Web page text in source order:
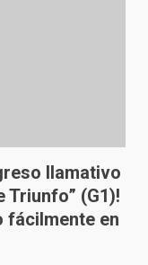
llamativo
(G1)!
fácilmente en